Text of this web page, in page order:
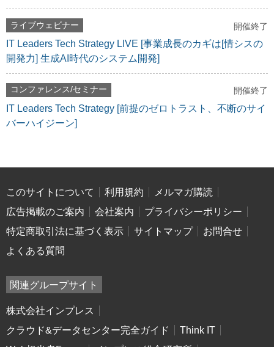
ライブウェビナー 開催終了
IT Leaders Tech Strategy LIVE [事業成長のカギは[情シスの
開発力] 生成AI時代のシステム開発]
コンファレンス/セミナー 開催終了
IT Leaders Tech Strategy [前提のゼロトラスト、不断のサイ
バーハイジーン]
このサイトについて 利用規約
メルマガ購読
広告掲載のご案内
会社案内
プライバシーポリシー
特定商取引法に基づく表示
サイトマップ
お問合せ
よくある質問
関連グループサイト
株式会社インプレス
クラウド&データセンター完全ガイド
Think IT